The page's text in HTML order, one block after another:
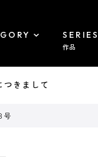
SERIES
作品
きまして
号